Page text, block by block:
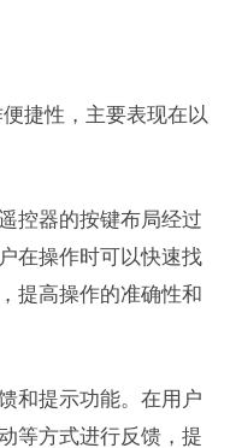
捷性，主要表现在以
控器的按键布局经过
在操作时可以快速找
提高操作的准确性和
和提示功能。在用户
等方式进行反馈，提